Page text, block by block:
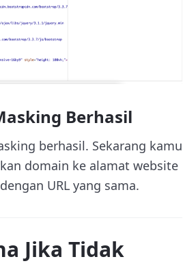
Berhasil
berhasil. Sekarang kamu
domain ke alamat website
URL yang sama.
Jika Tidak